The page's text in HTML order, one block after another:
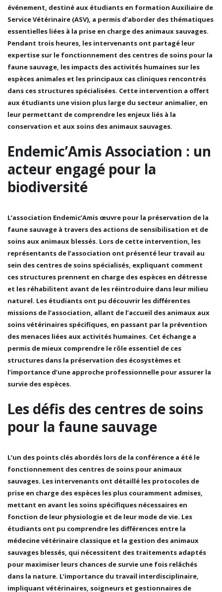
événement, destiné aux étudiants en formation Auxiliaire de
Service Vétérinaire (ASV), a permis d’aborder des thématiques
essentielles liées à la prise en charge des animaux sauvages.
Pendant trois heures, les intervenants ont partagé leur
expertise sur le fonctionnement des centres de soins pour la
faune sauvage, les impacts des activités humaines sur les
espèces animales et les principaux cas cliniques rencontrés
dans ces structures spécialisées. Cette intervention a offert
aux étudiants une vision plus large du secteur animalier, en
leur permettant de comprendre les enjeux liés à la
conservation et aux soins des animaux sauvages.
Endemic’Amis Association : un
acteur engagé pour la
biodiversité
L’association Endemic’Amis œuvre pour la préservation de la
faune sauvage à travers des actions de sensibilisation et de
soins aux animaux blessés. Lors de cette intervention, les
représentants de l’association ont présenté leur travail au
sein des centres de soins spécialisés, expliquant comment
ces structures prennent en charge des espèces en détresse
et les réhabilitent avant de les réintroduire dans leur milieu
naturel. Les étudiants ont pu découvrir les différentes
missions de l’association, allant de l’accueil des animaux aux
soins vétérinaires spécifiques, en passant par la prévention
des menaces liées aux activités humaines. Cet échange a
permis de mieux comprendre le rôle essentiel de ces
structures dans la préservation des écosystèmes et
l’importance d’une approche professionnelle pour assurer la
survie des espèces.
Les défis des centres de soins
pour la faune sauvage
L’un des points clés abordés lors de la conférence a été le
fonctionnement des centres de soins pour animaux
sauvages. Les intervenants ont détaillé les protocoles de
prise en charge des espèces les plus couramment admises,
mettant en avant les soins spécifiques nécessaires en
fonction de leur physiologie et de leur mode de vie. Les
étudiants ont pu comprendre les différences entre la
médecine vétérinaire classique et la gestion des animaux
sauvages blessés, qui nécessitent des traitements adaptés
pour maximiser leurs chances de survie une fois relâchés
dans la nature. L’importance du travail interdisciplinaire,
impliquant vétérinaires, soigneurs et gestionnaires de